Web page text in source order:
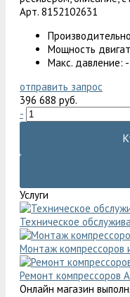
Арт. 8152102631
Мощность
Макс. давление:
отправить запрос
396 688 руб.
-
Услуги
Техническое
Монтаж компрессоров
Ремонт компрессоров
Онлайн магазин